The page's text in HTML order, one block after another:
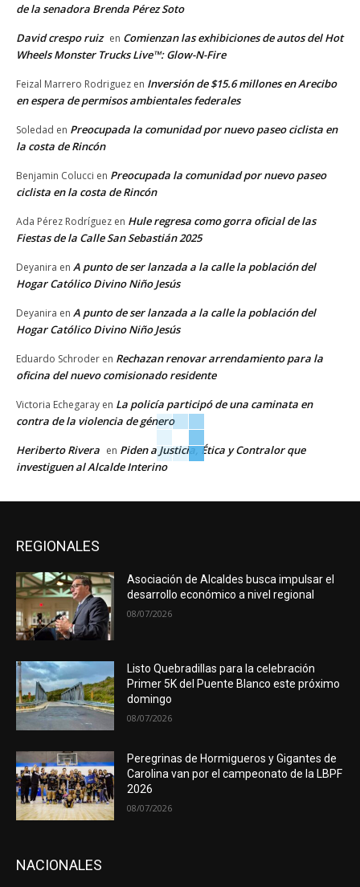
de la senadora Brenda Pérez Soto
David crespo ruiz en Comienzan las exhibiciones de autos del Hot
Wheels Monster Trucks Live™: Glow-N-Fire
Feizal Marrero Rodriguez en Inversión de $15.6 millones en Arecibo
en espera de permisos ambientales federales
Soledad en Preocupada la comunidad por nuevo paseo ciclista en
la costa de Rincón
Benjamin Colucci en Preocupada la comunidad por nuevo paseo
ciclista en la costa de Rincón
Ada Pérez Rodríguez en Hule regresa como gorra oficial de las
Fiestas de la Calle San Sebastián 2025
Deyanira en A punto de ser lanzada a la calle la población del
Hogar Católico Divino Niño Jesús
Deyanira en A punto de ser lanzada a la calle la población del
Hogar Católico Divino Niño Jesús
Eduardo Schroder en Rechazan renovar arrendamiento para la
oficina del nuevo comisionado residente
Victoria Echegaray en La policía participó de una caminata en
contra de la violencia de género
Heriberto Rivera en Piden a Justicia, Ética y Contralor que
investiguen al Alcalde Interino
REGIONALES
Asociación de Alcaldes busca impulsar el
desarrollo económico a nivel regional
08/07/2026
Listo Quebradillas para la celebración
Primer 5K del Puente Blanco este próximo
domingo
08/07/2026
Peregrinas de Hormigueros y Gigantes de
Carolina van por el campeonato de la LBPF
2026
08/07/2026
NACIONALES